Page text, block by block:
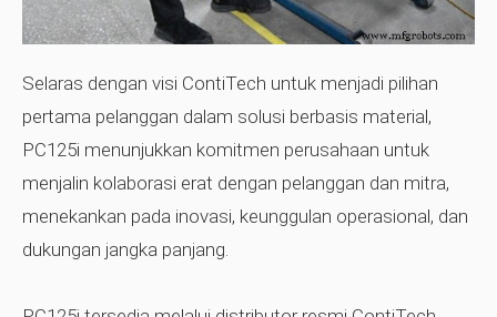
Selaras dengan visi ContiTech untuk menjadi pilihan
pertama pelanggan dalam solusi berbasis material,
PC125i menunjukkan komitmen perusahaan untuk
menjalin kolaborasi erat dengan pelanggan dan mitra,
menekankan pada inovasi, keunggulan operasional, dan
dukungan jangka panjang.